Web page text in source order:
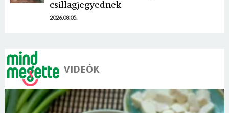
csillagjegyednek
2026.08.05.
VIDEÓK